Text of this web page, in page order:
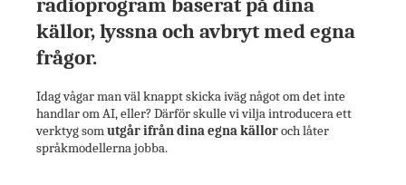
radioprogram baserat på dina
källor, lyssna och avbryt med egna
frågor.
Idag vågar man väl knappt skicka iväg något om det inte
handlar om AI, eller? Därför skulle vi vilja introducera ett
verktyg somutgår ifrån dina egna källoroch låter
språkmodellerna jobba.